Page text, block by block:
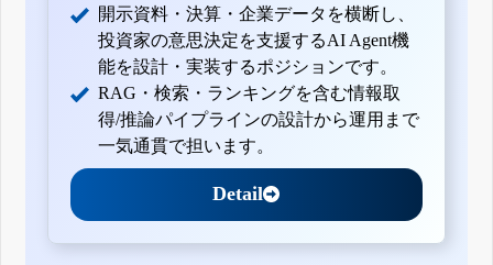
開示資料・決算・企業データを横断し、
投資家の意思決定を支援するAI Agent機
能を設計・実装するポジションです。
RAG・検索・ランキングを含む情報取
得/推論パイプラインの設計から運用まで
一気通貫で担います。
Detail